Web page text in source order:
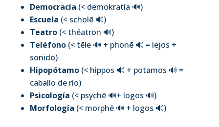
Democracia (< demokratía 🔊)
Escuela (< scholē 🔊)
Teatro(< théatron 🔊)
Teléfono(< tēle 🔊 + phonē 🔊 = lejos +
sonido)
Hipopótamo(< hippos 🔊 + potamos 🔊 =
caballo de río)
Psicología (< psychē 🔊+ logos 🔊)
Morfología (< morphē 🔊 + logos 🔊)